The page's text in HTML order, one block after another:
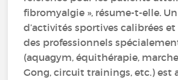
fibromyalgie », résume-t-elle.
d’activités sportives calibrées
des professionnels
(aquagym, équithérapie,
Gong, circuit trainings, etc.) est